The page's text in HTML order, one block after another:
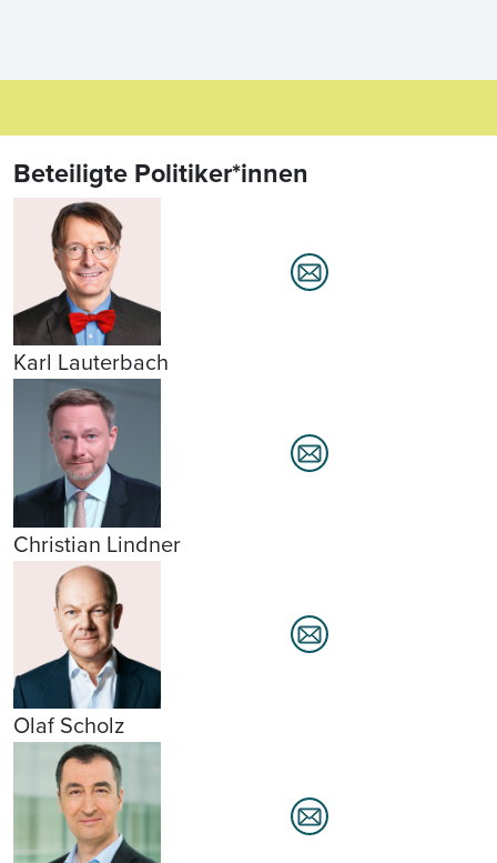
Beteiligte Politiker*innen
Karl Lauterbach
Christian Lindner
Olaf Scholz